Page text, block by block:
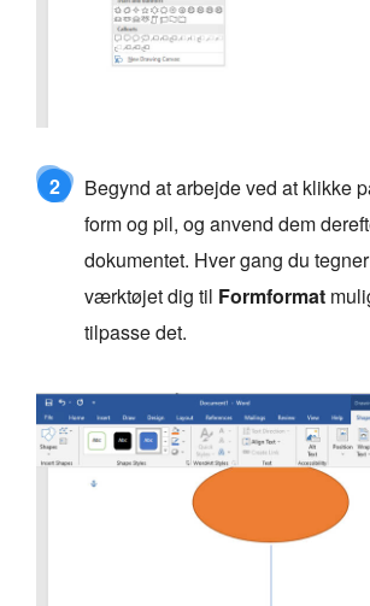
2
Begynd at arbejde ved at klikke
form og pil, og anvend dem
dokumentet. Hver gang du
værktøjet dig til Formformat
tilpasse det.